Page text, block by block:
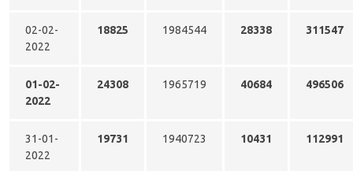
02-02-
2022
18825 1984544 28338 311547
01-02-
2022
24308 1965719 40684 496506
31-01-
2022
19731 1940723 10431 112991